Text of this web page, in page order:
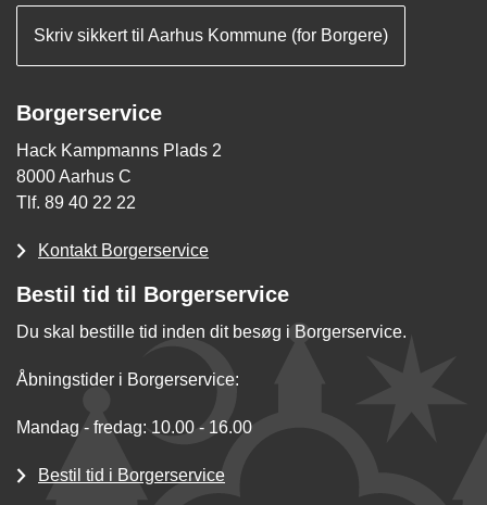
Skriv sikkert til Aarhus Kommune (for Borgere)
Borgerservice
Hack Kampmanns Plads 2
8000 Aarhus C
Tlf. 89 40 22 22
Kontakt Borgerservice
Bestil tid til Borgerservice
Du skal bestille tid inden dit besøg i Borgerservice.
Åbningstider i Borgerservice:
Mandag - fredag: 10.00 - 16.00
Bestil tid i Borgerservice